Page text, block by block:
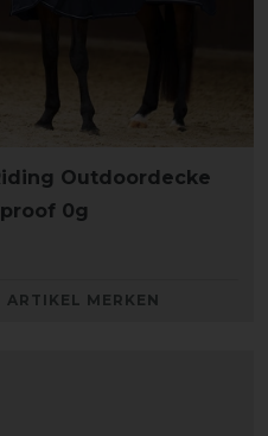
Outdoordecke
0g
ARTIKEL MERKEN